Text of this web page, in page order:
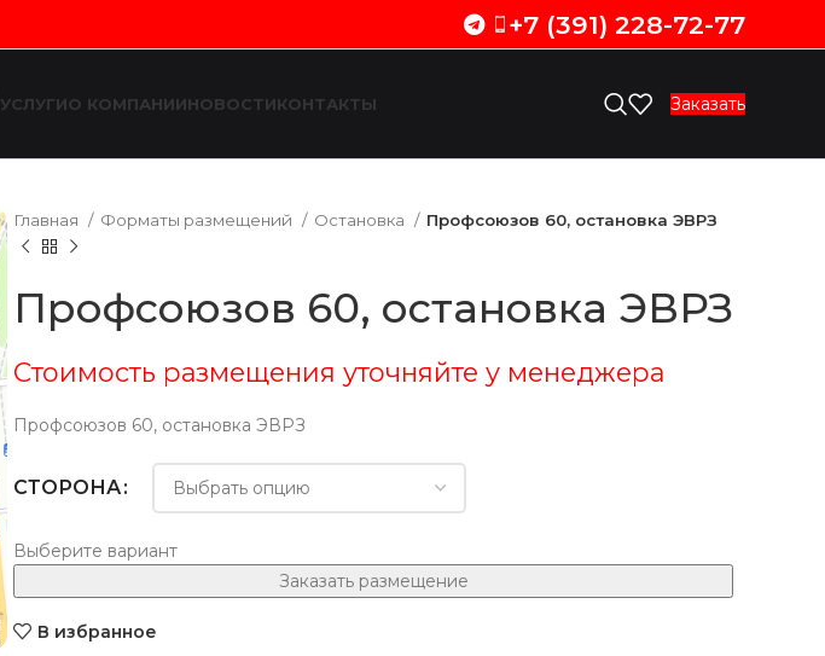
+7 (391) 228-72-77
УСЛУГИО КОМПАНИИНОВОСТИКОНТАКТЫ Заказать
Главная Форматы размещений Остановка Профсоюзов 60, остановка ЭВРЗ
Профсоюзов 60, остановка ЭВРЗ
Стоимость размещения уточняйте у менеджера
Профсоюзов 60, остановка ЭВРЗ
СТОРОНА
Выберите вариант
Заказать размещение
В избранное